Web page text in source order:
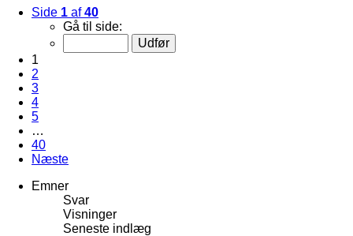
Side 1 af40
Gå til side:
1
2
3
4
5
…
40
Næste
Emner
Svar
Visninger
Seneste indlæg